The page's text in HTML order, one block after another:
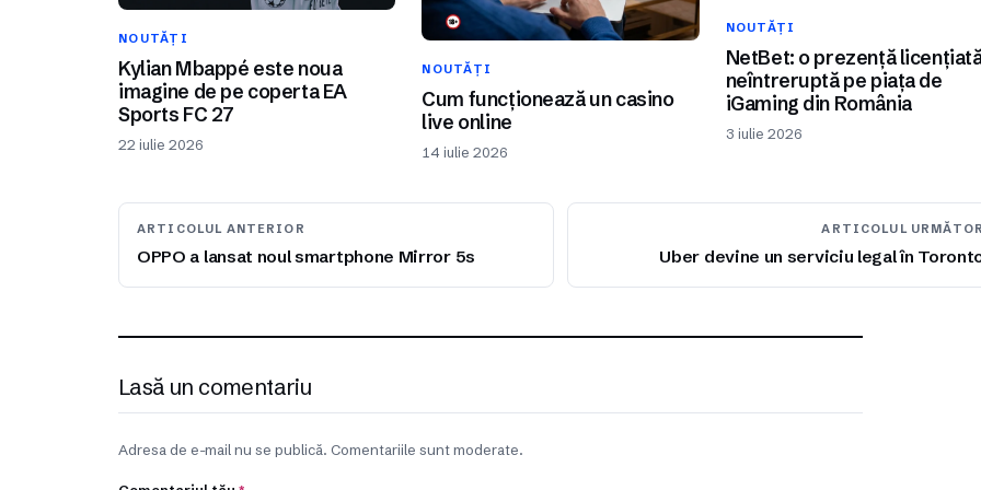
NOUTĂȚI
Kylian Mbappé este noua
imagine de pe coperta EA
Sports FC 27
22 iulie 2026
NOUTĂȚI
Cum funcționează un casino
live online
14 iulie 2026
NOUTĂȚI
NetBet: o prezență
neîntreruptă pe piața de
iGaming din România
3 iulie 2026
ARTICOLUL ANTERIOR
OPPO a lansat noul smartphone Mirror 5s
ARTICOLUL URMĂTOR
Uber devine un serviciu legal în
Lasă un comentariu
Adresa de e-mail nu se publică. Comentariile sunt moderate.